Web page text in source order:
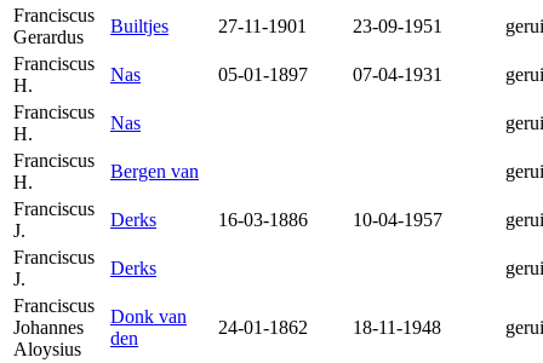
Franciscus
Gerardus
Builtjes 27-11-1901 23-09-1951
Franciscus
H.
Nas 05-01-1897 07-04-1931
Franciscus
H.
Nas
Franciscus
H.
Bergen van
Franciscus
J.
Derks 16-03-1886 10-04-1957
Franciscus
J.
Derks
Franciscus
Johannes
Aloysius
Donk van
den
24-01-1862 18-11-1948